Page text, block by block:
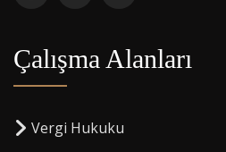
Çalışma Alanları
Vergi Hukuku